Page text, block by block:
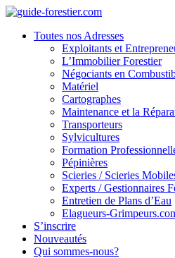
Toutes nos Adresses
Exploitants et
L’Immobilier Forestier
Négociants en
Matériel
Cartographes
Maintenance et la
Transporteurs
Sylvicultures
Formation
Pépinières
Scieries / Scieries
Experts / Gestionnaires
Entretien de Plans d’Eau
Elagueurs-
S’inscrire
Nouveautés
Qui sommes-nous?